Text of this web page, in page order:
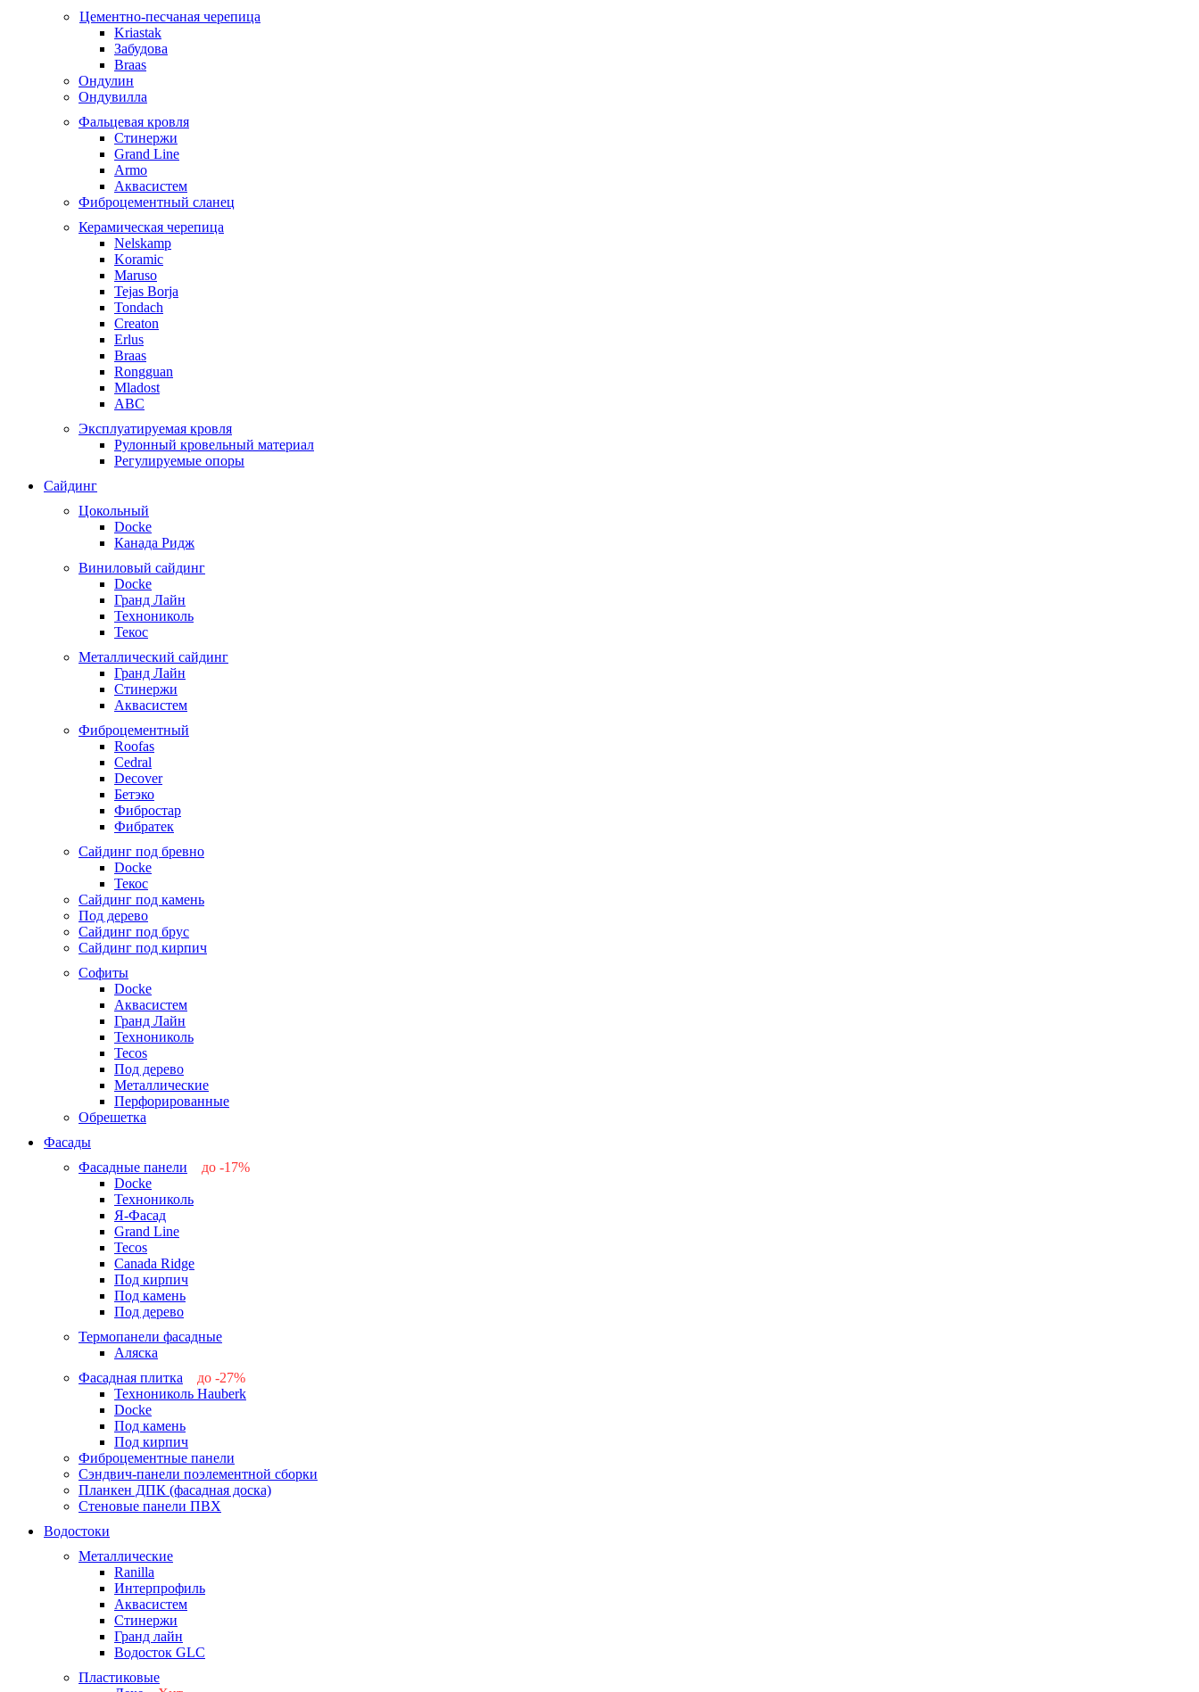
Цементно-песчаная черепица
Kriastak
Забудова
Braas
Ондулин
Ондувилла
Фальцевая кровля
Стинержи
Grand Line
Armo
Аквасистем
Фиброцементный сланец
Керамическая черепица
Nelskamp
Koramic
Maruso
Tejas Borja
Tondach
Creaton
Erlus
Braas
Rongguan
Mladost
ABC
Эксплуатируемая кровля
Рулонный кровельный материал
Регулируемые опоры
Сайдинг
Цокольный
Docke
Канада Ридж
Виниловый сайдинг
Docke
Гранд Лайн
Технониколь
Текос
Металлический сайдинг
Гранд Лайн
Стинержи
Аквасистем
Фиброцементный
Roofas
Cedral
Decover
Бетэко
Фибростар
Фибратек
Сайдинг под бревно
Docke
Текос
Сайдинг под камень
Под дерево
Сайдинг под брус
Сайдинг под кирпич
Софиты
Docke
Аквасистем
Гранд Лайн
Технониколь
Tecos
Под дерево
Металлические
Перфорированные
Обрешетка
Фасады
Фасадные панели
до -17%
Docke
Технониколь
Я-Фасад
Grand Line
Tecos
Canada Ridge
Под кирпич
Под камень
Под дерево
Термопанели фасадные
Аляска
Фасадная плитка
до -27%
Технониколь Hauberk
Docke
Под камень
Под кирпич
Фиброцементные панели
Сэндвич-панели поэлементной сборки
Планкен ДПК (фасадная доска)
Стеновые панели ПВХ
Водостоки
Металлические
Ranilla
Интерпрофиль
Аквасистем
Стинержи
Гранд лайн
Водосток GLC
Пластиковые